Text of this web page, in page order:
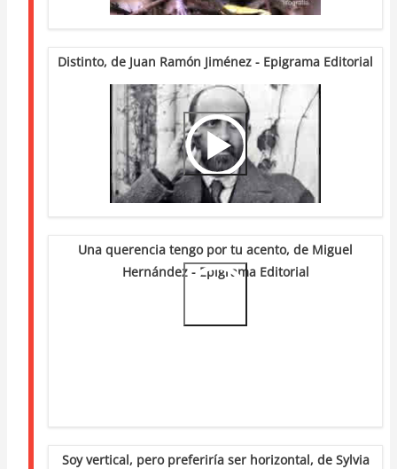
Distinto, de Juan Ramón Jiménez - Epigrama Editorial
Video
Url
Una querencia tengo por tu acento, de Miguel
Hernández - Epigrama Editorial
Soy vertical, pero preferiría ser horizontal, de Sylvia